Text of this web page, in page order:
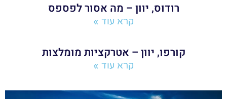
רודוס, יוון – מה אסור לפספס
קרא עוד »
קורפו, יוון – אטרקציות מומלצות
קרא עוד »